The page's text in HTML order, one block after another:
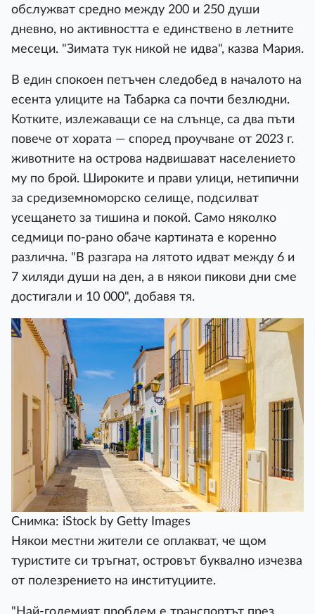
обслужват средно между 200 и 250 души
дневно, но активността е единствено в летните
месеци. "Зимата тук никой не идва", казва Мария.
В един спокоен петъчен следобед в началото на
есента улиците на Табарка са почти безлюдни.
Котките, излежаващи се на слънце, са два пъти
повече от хората — според проучване от 2023 г.
животните на острова надвишават населението
му по брой. Широките и прави улици, нетипични
за средиземноморско селище, подсилват
усещането за тишина и покой. Само няколко
седмици по-рано обаче картината е коренно
различна. "В разгара на лятото идват между 6 и
7 хиляди души на ден, а в някои пикови дни сме
достигали и 10 000", добавя тя.
Снимка: iStock by Getty Images
Някои местни жители се оплакват, че щом
туристите си тръгнат, островът буквално изчезва
от полезрението на институциите.